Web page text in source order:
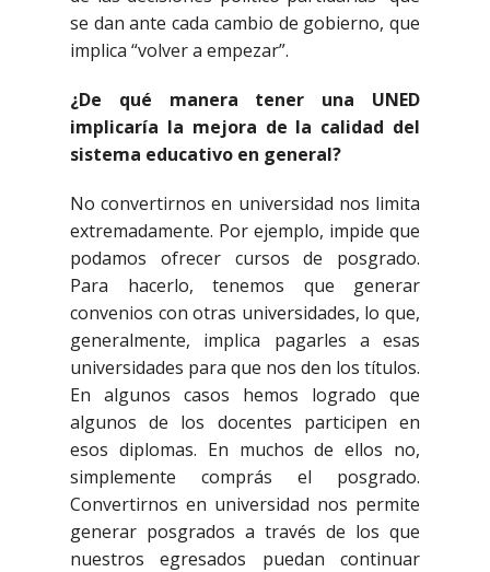
se dan ante cada cambio de gobierno, que
implica “volver a empezar”.
¿De qué manera tener una UNED
implicaría la mejora de la calidad del
sistema educativo en general?
No convertirnos en universidad nos limita
extremadamente. Por ejemplo, impide que
podamos ofrecer cursos de posgrado.
Para hacerlo, tenemos que generar
convenios con otras universidades, lo que,
generalmente, implica pagarles a esas
universidades para que nos den los títulos.
En algunos casos hemos logrado que
algunos de los docentes participen en
esos diplomas. En muchos de ellos no,
simplemente comprás el posgrado.
Convertirnos en universidad nos permite
generar posgrados a través de los que
nuestros egresados puedan continuar